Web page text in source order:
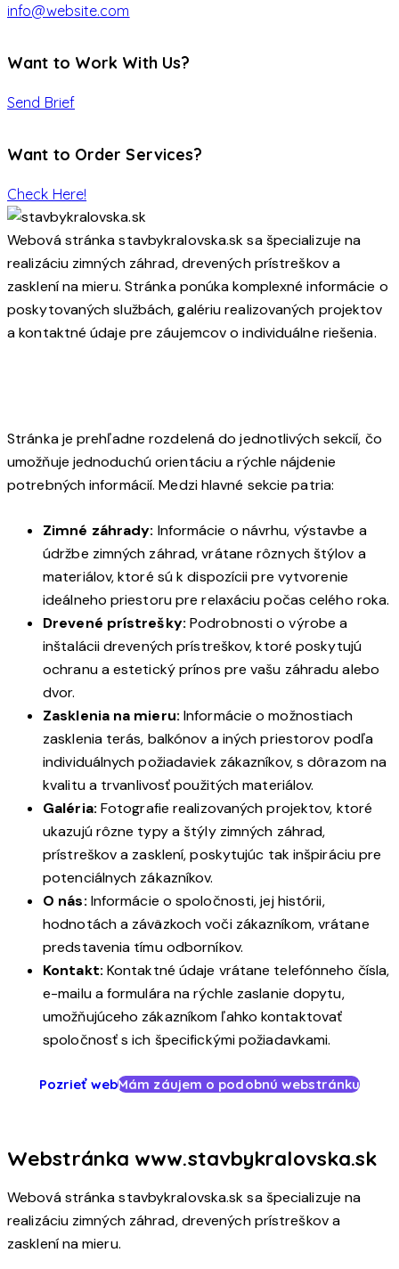
info@website.com
Want to Work With Us?
Send Brief
Want to Order Services?
Check Here!
Webová stránka stavbykralovska.sk sa špecializuje na
realizáciu zimných záhrad, drevených prístreškov a
zasklení na mieru. Stránka ponúka komplexné informácie o
poskytovaných službách, galériu realizovaných projektov
a kontaktné údaje pre záujemcov o individuálne riešenia.
Stránka je prehľadne rozdelená do jednotlivých sekcií, čo
umožňuje jednoduchú orientáciu a rýchle nájdenie
potrebných informácií. Medzi hlavné sekcie patria:
Zimné záhrady: Informácie o návrhu, výstavbe a
údržbe zimných záhrad, vrátane rôznych štýlov a
materiálov, ktoré sú k dispozícii pre vytvorenie
ideálneho priestoru pre relaxáciu počas celého roka.
Drevené prístrešky: Podrobnosti o výrobe a
inštalácii drevených prístreškov, ktoré poskytujú
ochranu a estetický prínos pre vašu záhradu alebo
dvor.
Zasklenia na mieru: Informácie o možnostiach
zasklenia terás, balkónov a iných priestorov podľa
individuálnych požiadaviek zákazníkov, s dôrazom na
kvalitu a trvanlivosť použitých materiálov.
Galéria: Fotografie realizovaných projektov, ktoré
ukazujú rôzne typy a štýly zimných záhrad,
prístreškov a zasklení, poskytujúc tak inšpiráciu pre
potenciálnych zákazníkov.
O nás: Informácie o spoločnosti, jej histórii,
hodnotách a záväzkoch voči zákazníkom, vrátane
predstavenia tímu odborníkov.
Kontakt: Kontaktné údaje vrátane telefónneho čísla,
e-mailu a formulára na rýchle zaslanie dopytu,
umožňujúceho zákazníkom ľahko kontaktovať
spoločnosť s ich špecifickými požiadavkami.
Pozrieť webMám záujem o podobnú webstránku
Webstránka www.stavbykralovska.sk
Webová stránka stavbykralovska.sk sa špecializuje na
realizáciu zimných záhrad, drevených prístreškov a
zasklení na mieru.